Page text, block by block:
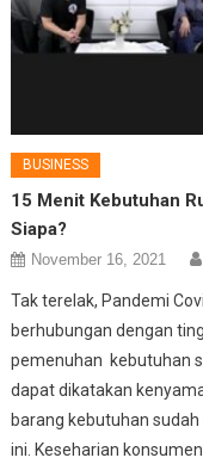
BUSINESS
15 Menit Kebutuhan
Siapa?
November 16, 2021
Tak terelak, Pandemi
berhubungan dengan
pemenuhan kebutuhan
dapat dikatakan
barang kebutuhan
ini. Keseharian